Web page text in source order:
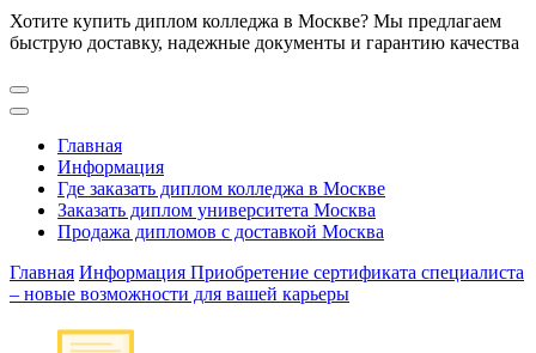
Хотите купить диплом колледжа в Москве? Мы предлагаем
быструю доставку, надежные документы и гарантию качества
Главная
Информация
Где заказать диплом колледжа в Москве
Заказать диплом университета Москва
Продажа дипломов с доставкой Москва
Главная Информация Приобретение сертификата специалиста
– новые возможности для вашей карьеры